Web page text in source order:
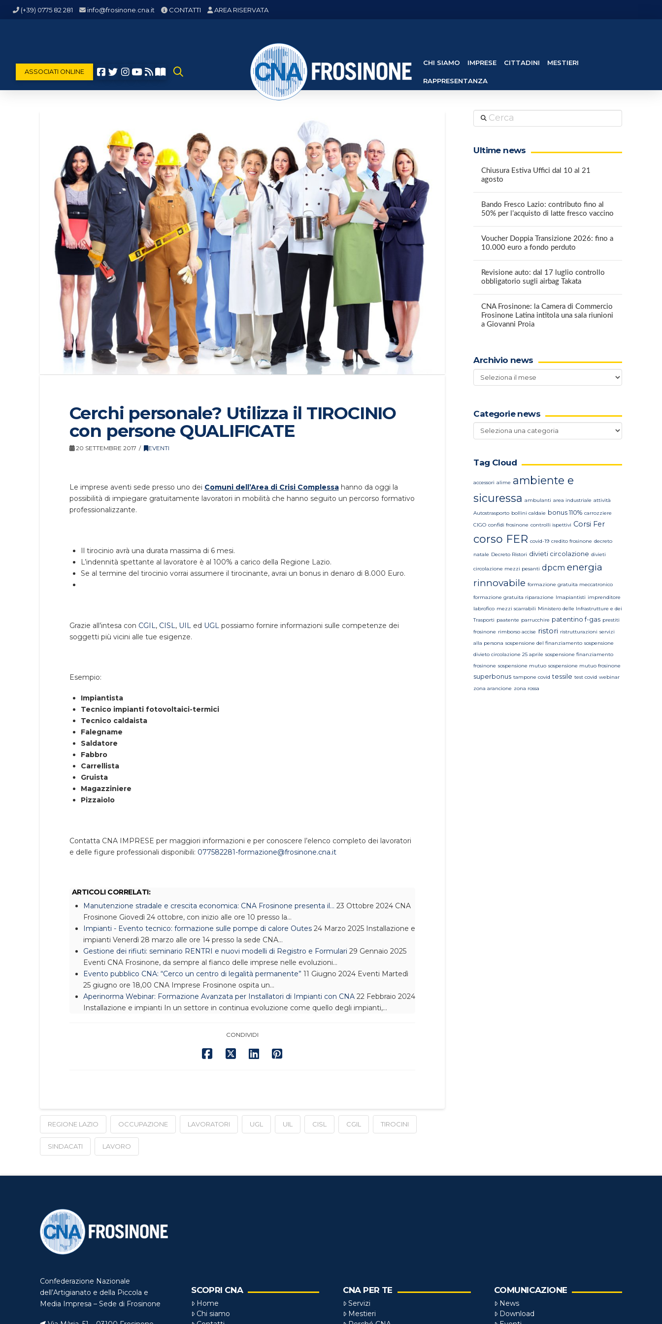
(+39) 0775 82 281 info@frosinone.cna.it CONTATTI AREA RISERVATA
ASSOCIATI ONLINE
CHI SIAMO IMPRESE CITTADINI MESTIERI
RAPPRESENTANZA
Cerchi personale? Utilizza il TIROCINIO
con persone QUALIFICATE
20 SETTEMBRE 2017 EVENTI
Le imprese aventi sede presso uno dei Comuni dell’Area di Crisi Complessahanno da oggi la
possibilità di impiegare gratuitamente lavoratori in mobilità che hanno seguito un percorso formativo
professionalizzante.
Il tirocinio avrà una durata massima di 6 mesi.
L’indennità spettante al lavoratore è al 100% a carico della Regione Lazio.
Se al termine del tirocinio vorrai assumere il tirocinante, avrai un bonus in denaro di 8.000 Euro.
Grazie all’intesa con CGIL, CISL, UILed UGLpossiamo fornire informazioni sulle competenze dei
soggetti più vicini alle tue esigenze.
Esempio:
Impiantista
Tecnico impianti fotovoltaici-termici
Tecnico caldaista
Falegname
Saldatore
Fabbro
Carrellista
Gruista
Magazziniere
Pizzaiolo
Contatta CNA IMPRESE per maggiori informazioni e per conoscere l’elenco completo dei lavoratori
e delle figure professionali disponibili: 077582281-formazione@frosinone.cna.it
ARTICOLI CORRELATI:
Manutenzione stradale e crescita economica: CNA Frosinone presenta il… 23 Ottobre 2024 CNA
Frosinone Giovedì 24 ottobre, con inizio alle ore 10 presso la…
Impianti - Evento tecnico: formazione sulle pompe di calore Outes24 Marzo 2025 Installazione e
impianti Venerdì 28 marzo alle ore 14 presso la sede CNA…
Gestione dei rifiuti: seminario RENTRI e nuovi modelli di Registro e Formulari 29 Gennaio 2025
Eventi CNA Frosinone, da sempre al fianco delle imprese nelle evoluzioni…
Evento pubblico CNA: “Cerco un centro di legalità permanente” 11 Giugno 2024 Eventi Martedì
25 giugno ore 18,00 CNA Imprese Frosinone ospita un…
Aperinorma Webinar: Formazione Avanzata per Installatori di Impianti con CNA22 Febbraio 2024
Installazione e impianti In un settore in continua evoluzione come quello degli impianti,…
CONDIVIDI
REGIONE LAZIO OCCUPAZIONE LAVORATORI UGL UIL CISL CGIL TIROCINI
SINDACATI LAVORO
Cerca
Ultime news
Chiusura Estiva Uffici dal 10 al 21
agosto
Bando Fresco Lazio: contributo fino al
50% per l’acquisto di latte fresco vaccino
Voucher Doppia Transizione 2026: fino a
10.000 euro a fondo perduto
Revisione auto: dal 17 luglio controllo
obbligatorio sugli airbag Takata
CNA Frosinone: la Camera di Commercio
Frosinone Latina intitola una sala riunioni
a Giovanni Proia
Archivio news
Archivio
news
Categorie news
Categorie
news
Tag Cloud
accessori alime ambiente e
sicuressa ambulanti area industriale attività
Autostrasporto bollini caldaie bonus 110% carrozziere
CIGO confidi frosinone controlli ispettivi Corsi Fer
corso FER covid-19 credito frosinone decreto
natale Decreto Ristori divieti circolazione divieti
circolazione mezzi pesanti dpcm energia
rinnovabile formazione gratuita meccatronico
formazione gratuita riparazione Imapiantisti imprenditore
labrofico mezzi scarrabili Ministero delle Infrastrutture e dei
Trasporti paatente parrucchire patentino f-gas prestiti
frosinone rimborso accise ristori ristrutturazioni servizi
alla persona sospensione del finanziamento sospensione
divieto circolazione 25 aprile sospensione finanziamento
frosinone sospensione mutuo sospensione mutuo frosinone
superbonus tampone covid tessile test covid webinar
zona arancione zona rossa
Confederazione Nazionale
dell’Artigianato e della Piccola e
Media Impresa – Sede di Frosinone
SCOPRI CNA
Home
Chi siamo
CNA PER TE
Servizi
Mestieri
COMUNICAZIONE
News
Download